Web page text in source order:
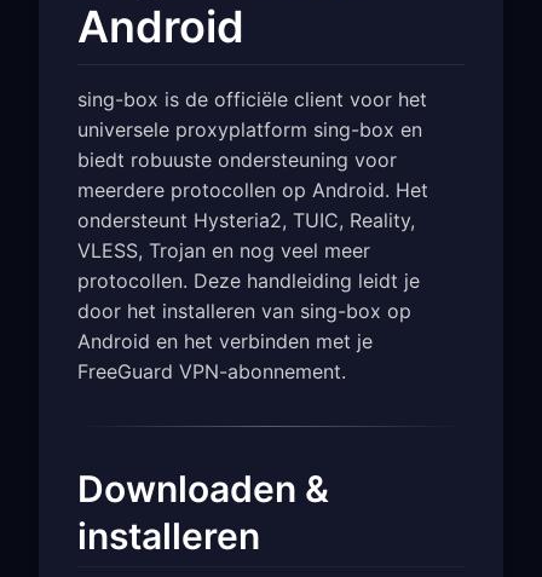
Android
sing-box is de officiële client voor het
universele proxyplatform sing-box en
biedt robuuste ondersteuning voor
meerdere protocollen op Android. Het
ondersteunt Hysteria2, TUIC, Reality,
VLESS, Trojan en nog veel meer
protocollen. Deze handleiding leidt je
door het installeren van sing-box op
Android en het verbinden met je
FreeGuard VPN-abonnement.
Downloaden &
installeren